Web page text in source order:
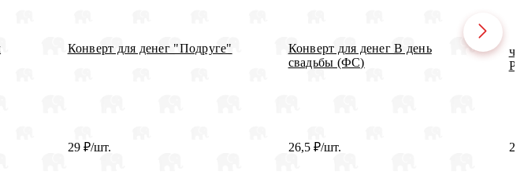
Конверт для денег "Подруге"
29 ₽/шт.
Конверт для денег В день
свадьбы (ФС)
26,5 ₽/шт. 28